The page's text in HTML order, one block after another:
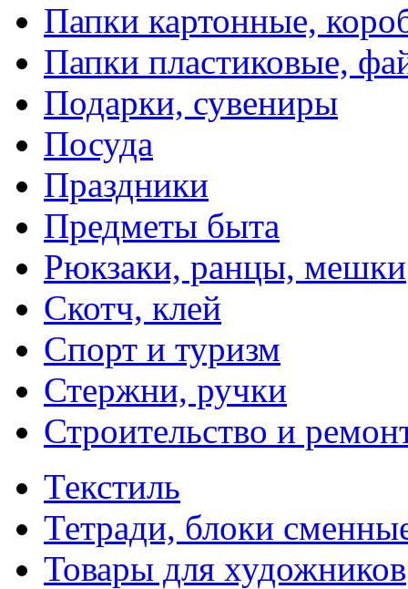
Папки картонные,
Папки пластиковые,
Подарки, сувениры
Посуда
Праздники
Предметы быта
Рюкзаки, ранцы, мешки
Скотч, клей
Спорт и туризм
Стержни, ручки
Строительство и
Текстиль
Тетради, блоки
Товары для художников